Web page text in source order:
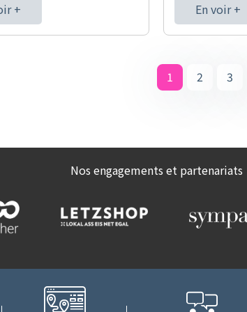
+ En voir +
1 2 3
Nos engagements et partenariats